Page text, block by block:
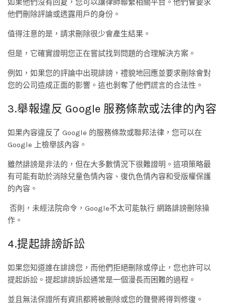
如果他們沒有回复，您可以讓律師聯繫相關平台。他們會要求
他們刪除評論或透露用戶的身份。
值得注意的是，請求刪除很少會產生結果。
但是，它確實證明您正在嘗試找到問題的合理解決方案。
例如，如果您的評論中出現誹謗，禮貌地回應並要求刪除會對
您的公司造成正面的影響。這也剝奪了他們謊言的合法性。
3.舉報違反 Google 服務條款或法律的內容
如果內容違反了 Google 的服務條款或聯邦法律，您可以在
Google 上檢舉該內容。
雖然誹謗是非法的，但在大多數情況下很難證明。這項策略最
有可能有助於消除兒童色情內容、復仇色情內容和受版權保護
的內容。
否則，未經法院命令，Google不太可能執行 網路誹謗刪除操
作。
4.提起誹謗訴訟
如果您知道誰在誹謗您，而他們拒絕刪除或停止，您也許可以
提起訴訟。提起誹謗訴訟通常是一個漫長而困難的過程。
並且無法保證所有資訊都將被刪除或您的聲譽將得到修復。